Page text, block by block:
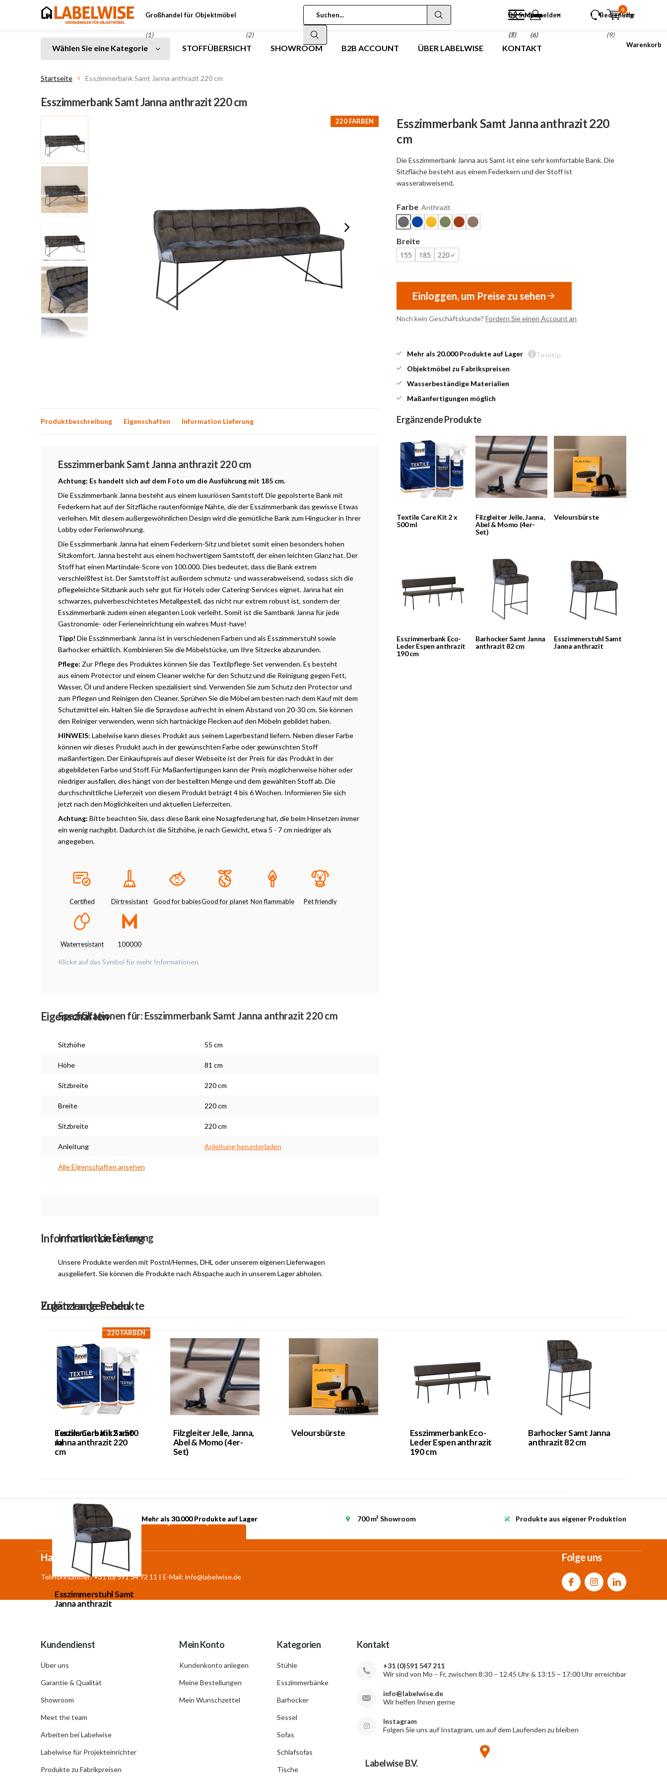
Großhandel für Objektmöbel
(1) (2)
DE Suchen
(5)
anmelden
(6)
Menu
(7)
Bedienung
Ihr
Warenkorb
0
(9)
Wählen Sie eine Kategorie STOFFÜBERSICHT SHOWROOM B2B ACCOUNT ÜBER LABELWISE KONTAKT
Startseite Esszimmerbank Samt Janna anthrazit 220 cm
Esszimmerbank Samt Janna anthrazit 220 cm
220 FARBEN
Esszimmerbank Samt Janna anthrazit 220
cm
Die Esszimmerbank Janna aus Samt ist eine sehr komfortable Bank. Die
Sitzfläche besteht aus einem Federkern und der Stoff ist
wasserabweisend.
Farbe Anthrazit
Breite
155
185 220
Einloggen, um Preise zu sehen
Noch kein Geschäftskunde?Fordern Sie einen Account an
Mehr als 20.000 Produkte auf Lager
Tooltip
Objektmöbel zu Fabrikspreisen
Wasserbeständige Materialien
Maßanfertigungen möglich
Produktbeschreibung Eigenschaften Information Lieferung
Esszimmerbank Samt Janna anthrazit 220 cm
Achtung: Es handelt sich auf dem Foto um die Ausführung mit 185 cm.
Die Esszimmerbank Janna besteht aus einem luxuriösen Samtstoff. Die gepolsterte Bank mit
Federkern hat auf der Sitzfläche rautenförmige Nähte, die der Esszimmerbank das gewisse Etwas
verleihen. Mit diesem außergewöhnlichen Design wird die gemütliche Bank zum Hingucker in Ihrer
Lobby oder Ferienwohnung.
Die Esszimmerbank Janna hat einem Federkern-Sitz und bietet somit einen besonders hohen
Sitzkomfort. Janna besteht aus einem hochwertigem Samtstoff, der einen leichten Glanz hat. Der
Stoff hat einen Martindale-Score von 100.000. Dies bedeutet, dass die Bank extrem
verschleißfest ist. Der Samtstoff ist außerdem schmutz- und wasserabweisend, sodass sich die
pflegeleichte Sitzbank auch sehr gut für Hotels oder Catering-Services eignet. Janna hat ein
schwarzes, pulverbeschichtetes Metallgestell, das nicht nur extrem robust ist, sondern der
Esszimmerbank zudem einen eleganten Look verleiht. Somit ist die Samtbank Janna für jede
Gastronomie- oder Ferieneinrichtung ein wahres Must-have!
Tipp! Die Esszimmerbank Janna ist in verschiedenen Farben und als Esszimmerstuhl sowie
Barhocker erhältlich. Kombinieren Sie die Möbelstücke, um Ihre Sitzecke abzurunden.
Pflege: Zur Pflege des Produktes können Sie das Textilpflege-Set verwenden. Es besteht
aus einem Protector und einem Cleaner welche für den Schutz und die Reinigung gegen Fett,
Wasser, Öl und andere Flecken spezialisiert sind. Verwenden Sie zum Schutz den Protector und
zum Pflegen und Reinigen den Cleaner. Sprühen Sie die Möbel am besten nach dem Kauf mit dem
Schutzmittel ein. Halten Sie die Spraydose aufrecht in einem Abstand von 20-30 cm. Sie können
den Reiniger verwenden, wenn sich hartnäckige Flecken auf den Möbeln gebildet haben.
HINWEIS: Labelwise kann dieses Produkt aus seinem Lagerbestand liefern. Neben dieser Farbe
können wir dieses Produkt auch in der gewünschten Farbe oder gewünschten Stoff
maßanfertigen. Der Einkaufspreis auf dieser Webseite ist der Preis für das Produkt in der
abgebildeten Farbe und Stoff. Für Maßanfertigungen kann der Preis möglicherweise höher oder
niedriger ausfallen, dies hängt von der bestellten Menge und dem gewählten Stoff ab. Die
durchschnittliche Lieferzeit von diesem Produkt beträgt 4 bis 6 Wochen. Informieren Sie sich
jetzt nach den Möglichkeiten und aktuellen Lieferzeiten.
Achtung: Bitte beachten Sie, dass diese Bank eine Nosagfederung hat, die beim Hinsetzen immer
ein wenig nachgibt. Dadurch ist die Sitzhöhe, je nach Gewicht, etwa 5 - 7 cm niedriger als
angegeben.
Certified Dirtresistant Good for babiesGood for planet Non flammable Pet friendly
Waterresistant 100000
Klicke auf das Symbol für mehr Informationen
Eigenschaften
Spezifikationen für: Esszimmerbank Samt Janna anthrazit 220 cm
Sitzhöhe 55 cm
Höhe 81 cm
Sitzbreite 220 cm
Breite 220 cm
Sitzbreite 220 cm
Anleitung Anleitung herunterladen
Alle Eigenschaften ansehen
Information Lieferung
Information Lieferung
Unsere Produkte werden mit Postnl/Hermes, DHL oder unserem eigenen Lieferwagen
ausgeliefert. Sie können die Produkte nach Abspache auch in unserem Lager abholen.
Ergänzende Produkte
Textile Care Kit 2 x
500 ml
Filzgleiter Jelle, Janna,
Abel & Momo (4er-
Set)
Veloursbürste
Esszimmerbank Eco-
Leder Espen anthrazit
190 cm
Barhocker Samt Janna
anthrazit 82 cm
Esszimmerstuhl Samt
Janna anthrazit
Ergänzende Produkte
Textile Care Kit 2 x 500
ml
Filzgleiter Jelle, Janna,
Abel & Momo (4er-
Set)
Veloursbürste
Esszimmerbank Eco-
Leder Espen anthrazit
190 cm
Barhocker Samt Janna
anthrazit 82 cm
Esszimmerstuhl Samt
Janna anthrazit
Zuletzt angesehen
Esszimmerbank Samt
Janna anthrazit 220
cm
220 FARBEN
Mehr als 30.000 Produkte auf Lager 700 m² Showroom Produkte aus eigener Produktion
Mehr als 30.000 Produkte auf Lager
Haben Sie Fragen?
Telefonnummer: +31 (0) 591 54 72 11 | E-Mail: info@labelwise.de
Folge uns
Kundendienst
Über uns
Garantie & Qualität
Showroom
Meet the team
Arbeiten bei Labelwise
Labelwise für Projekteinrichter
Produkte zu Fabrikpreisen
Mein Konto
Kundenkonto anlegen
Meine Bestellungen
Mein Wunschzettel
Kategorien
Stühle
Esszimmerbänke
Barhocker
Sessel
Sofas
Schlafsofas
Tische
Kontakt
+31 (0)591 547 211
Wir sind von Mo – Fr, zwischen 8:30 – 12.45 Uhr & 13:15 – 17:00 Uhr erreichbar
info@labelwise.de
Wir helfen Ihnen gerne
Instagram
Folgen Sie uns auf Instagram, um auf dem Laufenden zu bleiben
Labelwise B.V.